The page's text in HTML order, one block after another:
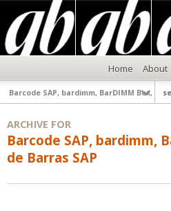
Home About
ARCHIVE FOR
Barcode SAP, bardimm,
de Barras SAP